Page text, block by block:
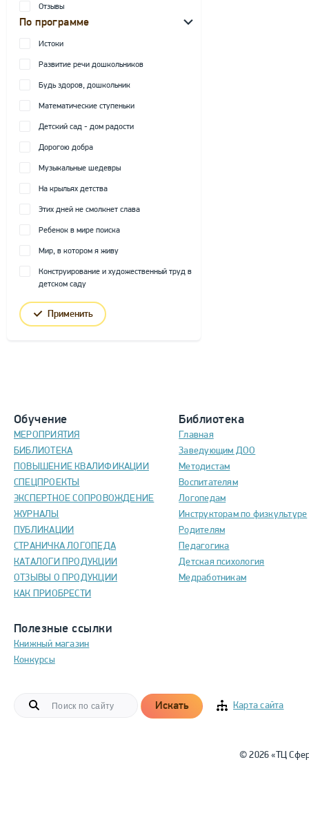
Отзывы
По программе
Истоки
Развитие речи дошкольников
Будь здоров, дошкольник
Математические ступеньки
Детский сад - дом радости
Дорогою добра
Музыкальные шедевры
На крыльях детства
Этих дней не смолкнет слава
Ребенок в мире поиска
Мир, в котором я живу
Конструирование и художественный труд в
детском саду
Применить
Обучение
МЕРОПРИЯТИЯ
БИБЛИОТЕКА
ПОВЫШЕНИЕ КВАЛИФИКАЦИИ
СПЕЦПРОЕКТЫ
ЭКСПЕРТНОЕ СОПРОВОЖДЕНИЕ
ЖУРНАЛЫ
ПУБЛИКАЦИИ
СТРАНИЧКА ЛОГОПЕДА
КАТАЛОГИ ПРОДУКЦИИ
ОТЗЫВЫ О ПРОДУКЦИИ
КАК ПРИОБРЕСТИ
Полезные ссылки
Книжный магазин
Конкурсы
Библиотека
Главная
Заведующим ДОО
Методистам
Воспитателям
Логопедам
Инструкторам по физкультуре
Родителям
Педагогика
Детская психология
Медработникам
Искать Карта сайта
© 2026 «ТЦ